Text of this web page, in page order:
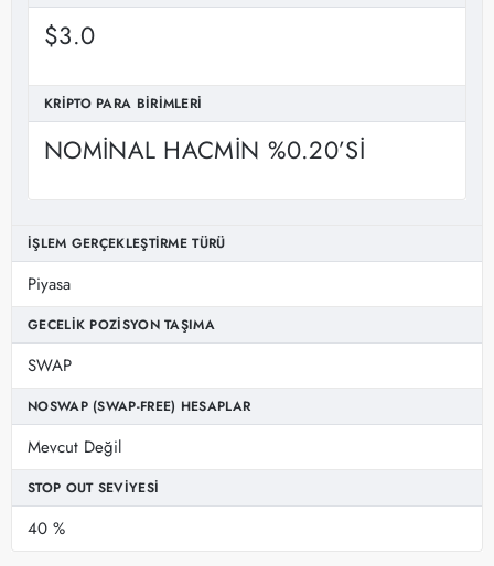
$3.0
KRIPTO PARA BIRIMLERI
NOMINAL HACMIN %0.20’SI
İŞLEM GERÇEKLEŞTIRME TÜRÜ
Piyasa
GECELIK POZISYON TAŞIMA
SWAP
NOSWAP (SWAP-FREE) HESAPLAR
Mevcut Değil
STOP OUT SEVIYESI
40 %